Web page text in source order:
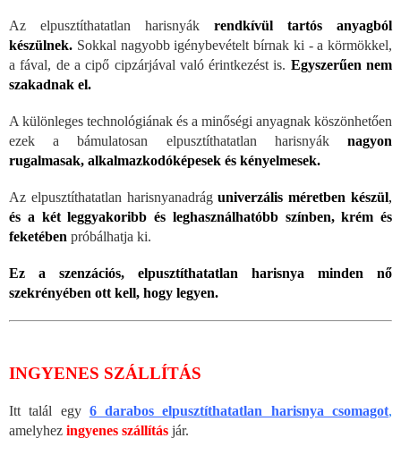
Az elpusztíthatatlan harisnyák rendkívül tartós anyagból
készülnek. Sokkal nagyobb igénybevételt bírnak ki - a körmökkel,
a fával, de a cipő cipzárjával való érintkezést is. Egyszerűen nem
szakadnak el.
A különleges technológiának és a minőségi anyagnak köszönhetően
ezek a bámulatosan elpusztíthatatlan harisnyák nagyon
rugalmasak, alkalmazkodóképesek és kényelmesek.
Az elpusztíthatatlan harisnyanadráguniverzális méretben készül,
és a két leggyakoribb és leghasználhatóbb színben, krém és
feketében próbálhatja ki.
Ez a szenzációs, elpusztíthatatlan harisnya minden nő
szekrényében ott kell, hogy legyen.
INGYENES SZÁLLÍTÁS
Itt talál egy 6 darabos elpusztíthatatlan harisnya csomagot,
amelyhez ingyenes szállítás jár.